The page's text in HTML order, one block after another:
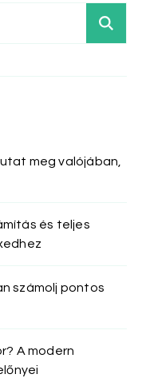
meg valójában,
és teljes
számolj pontos
A modern